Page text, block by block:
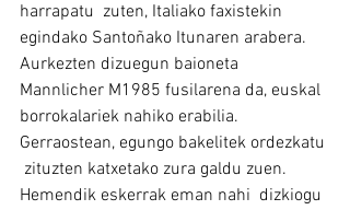
harrapatu  zuten, Italiako faxistekin
egindako Santoñako Itunaren arabera.
Aurkezten dizuegun baioneta
Mannlicher M1985 fusilarena da, euskal
borrokalariek nahiko erabilia.
Gerraostean, egungo bakelitek ordezkatu
zituzten katxetako zura galdu zuen.
Hemendik eskerrak eman nahi  dizkiogu